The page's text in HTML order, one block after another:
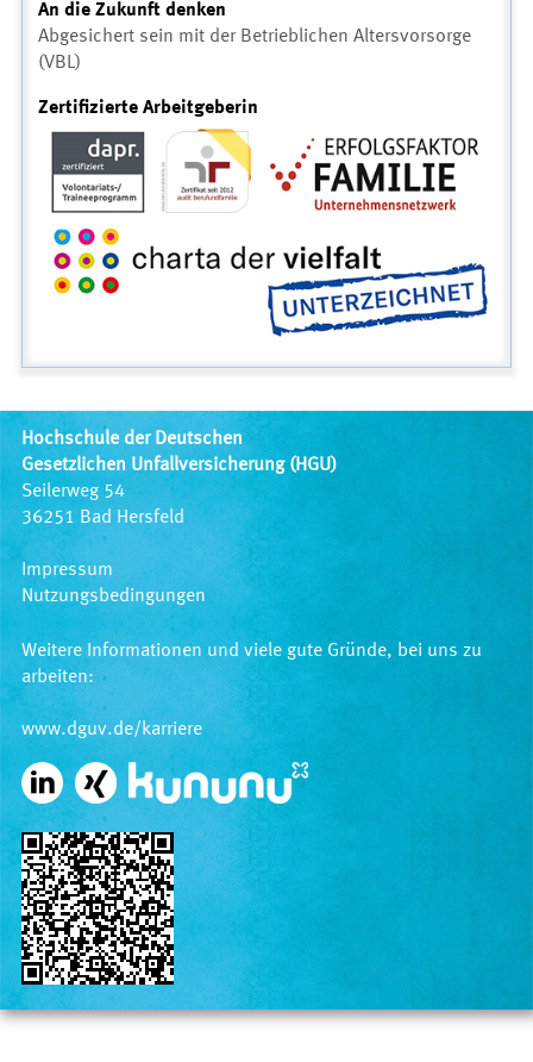
An die Zukunft denken
Abgesichert sein mit der Betrieblichen Altersvorsorge
(VBL)
Zertifizierte Arbeitgeberin
Hochschule der Deutschen
Gesetzlichen Unfallversicherung (HGU)
Seilerweg 54
36251 Bad Hersfeld
Impressum
Nutzungsbedingungen
Weitere Informationen und viele gute Gründe, bei uns zu
arbeiten:
www.dguv.de/karriere